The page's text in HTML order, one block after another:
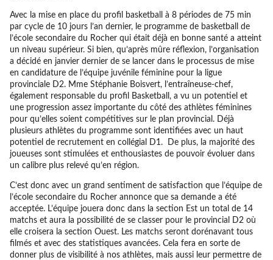
Avec la mise en place du profil basketball à 8 périodes de 75 min
par cycle de 10 jours l’an dernier, le programme de basketball de
l’école secondaire du Rocher qui était déjà en bonne santé a atteint
un niveau supérieur. Si bien, qu’après mûre réflexion, l’organisation
a décidé en janvier dernier de se lancer dans le processus de mise
en candidature de l’équipe juvénile féminine pour la ligue
provinciale D2. Mme Stéphanie Boisvert, l’entraîneuse-chef,
également responsable du profil Basketball, a vu un potentiel et
une progression assez importante du côté des athlètes féminines
pour qu’elles soient compétitives sur le plan provincial. Déjà
plusieurs athlètes du programme sont identifiées avec un haut
potentiel de recrutement en collégial D1. De plus, la majorité des
joueuses sont stimulées et enthousiastes de pouvoir évoluer dans
un calibre plus relevé qu’en région.
C’est donc avec un grand sentiment de satisfaction que l’équipe de
l’école secondaire du Rocher annonce que sa demande a été
acceptée. L’équipe jouera donc dans la section Est un total de 14
matchs et aura la possibilité de se classer pour le provincial D2 où
elle croisera la section Ouest. Les matchs seront dorénavant tous
filmés et avec des statistiques avancées. Cela fera en sorte de
donner plus de visibilité à nos athlètes, mais aussi leur permettre de